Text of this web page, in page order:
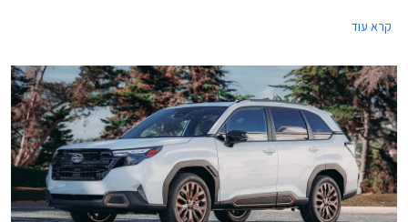
הבטיחות שודרגו. עוד מבטיחה סובארו כי גרסה היברידית תגיע בהמשך.
קרא עוד